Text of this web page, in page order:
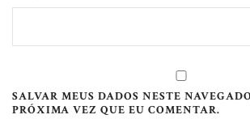
SALVAR MEUS DADOS NESTE
PRÓXIMA VEZ QUE EU COMENTAR.